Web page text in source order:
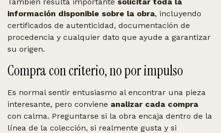
información disponible sobre la obra, incluyendo
certificados de autenticidad, documentación de
procedencia y cualquier dato que ayude a garantizar
su origen.
Compra con criterio, no por impulso
Es normal sentir entusiasmo al encontrar una pieza
interesante, pero conviene analizar cada compra
con calma. Preguntarse si la obra encaja dentro de la
línea de la colección, si realmente gusta y si